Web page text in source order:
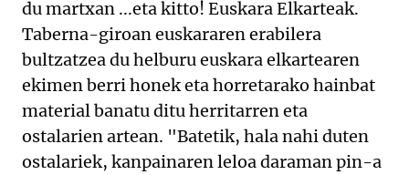
du martxan ...eta kitto! Euskara Elkarteak.
Taberna-giroan euskararen erabilera
bultzatzea du helburu euskara elkartearen
ekimen berri honek eta horretarako hainbat
material banatu ditu herritarren eta
ostalarien artean. "Batetik, hala nahi duten
ostalariek, kanpainaren leloa daraman pin-a